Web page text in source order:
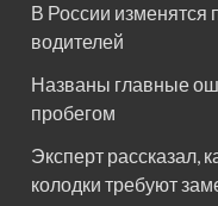
В России изменятся
водителей
Названы главные
пробегом
Эксперт рассказал,
колодки требуют